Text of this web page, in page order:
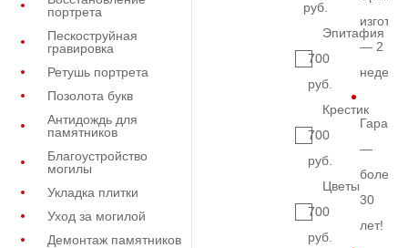
портрета
Пескоструйная
гравировка
Ретушь портрета
Позолота букв
Антидождь для
памятников
Благоустройство
могилы
Укладка плитки
Уход за могилой
Демонтаж памятников
руб.
Эпитафия
700
руб.
Крестик
700
руб.
Цветы
700
руб.
— 2
недели
—
более
30
лет!